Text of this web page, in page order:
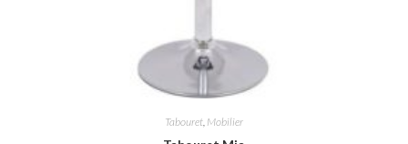
Tabouret Mobilier